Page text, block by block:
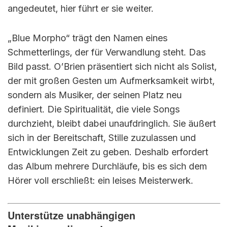
angedeutet, hier führt er sie weiter.
„Blue Morpho“ trägt den Namen eines
Schmetterlings, der für Verwandlung steht. Das
Bild passt. O’Brien präsentiert sich nicht als Solist,
der mit großen Gesten um Aufmerksamkeit wirbt,
sondern als Musiker, der seinen Platz neu
definiert. Die Spiritualität, die viele Songs
durchzieht, bleibt dabei unaufdringlich. Sie äußert
sich in der Bereitschaft, Stille zuzulassen und
Entwicklungen Zeit zu geben. Deshalb erfordert
das Album mehrere Durchläufe, bis es sich dem
Hörer voll erschließt: ein leises Meisterwerk.
Unterstütze unabhängigen